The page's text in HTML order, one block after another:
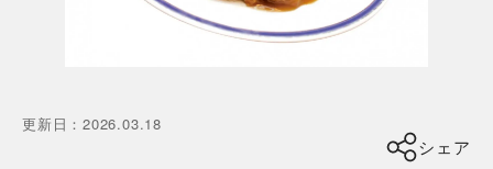
更新日 ：2026.03.18
シェア